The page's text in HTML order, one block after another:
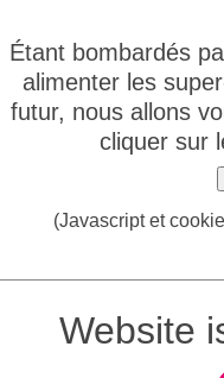
Étant bombardés
alimenter les
futur, nous allons
cliquer sur
(Javascript et
Website